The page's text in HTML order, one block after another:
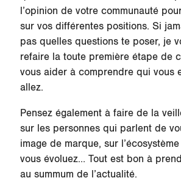
l’opinion de votre communauté
sur vos différentes positions. Si
pas quelles questions te poser, je
refaire la toute première étape de
vous aider à comprendre qui vous
allez.
Pensez également à faire de la
sur les personnes qui parlent de
image de marque, sur
vous évoluez… Tout est bon à
au summum de l’actualité.